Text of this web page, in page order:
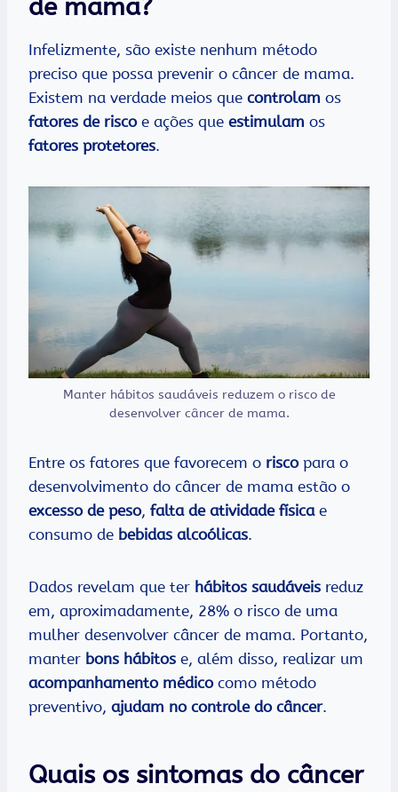
de mama?
Infelizmente, são existe nenhum método
preciso que possa prevenir o câncer de mama.
Existem na verdade meios que controlam os
fatores de riscoe ações que estimulam os
fatores protetores.
Manter hábitos saudáveis reduzem o risco de
desenvolver câncer de mama.
Entre os fatores que favorecem o risco para o
desenvolvimento do câncer de mama estão o
excesso de peso, falta de atividade físicae
consumo de bebidas alcoólicas.
Dados revelam que ter hábitos saudáveis reduz
em, aproximadamente, 28% o risco de uma
mulher desenvolver câncer de mama. Portanto,
manter bons hábitos e, além disso, realizar um
acompanhamento médicocomo método
preventivo, ajudam no controle do câncer.
Quais os sintomas do câncer